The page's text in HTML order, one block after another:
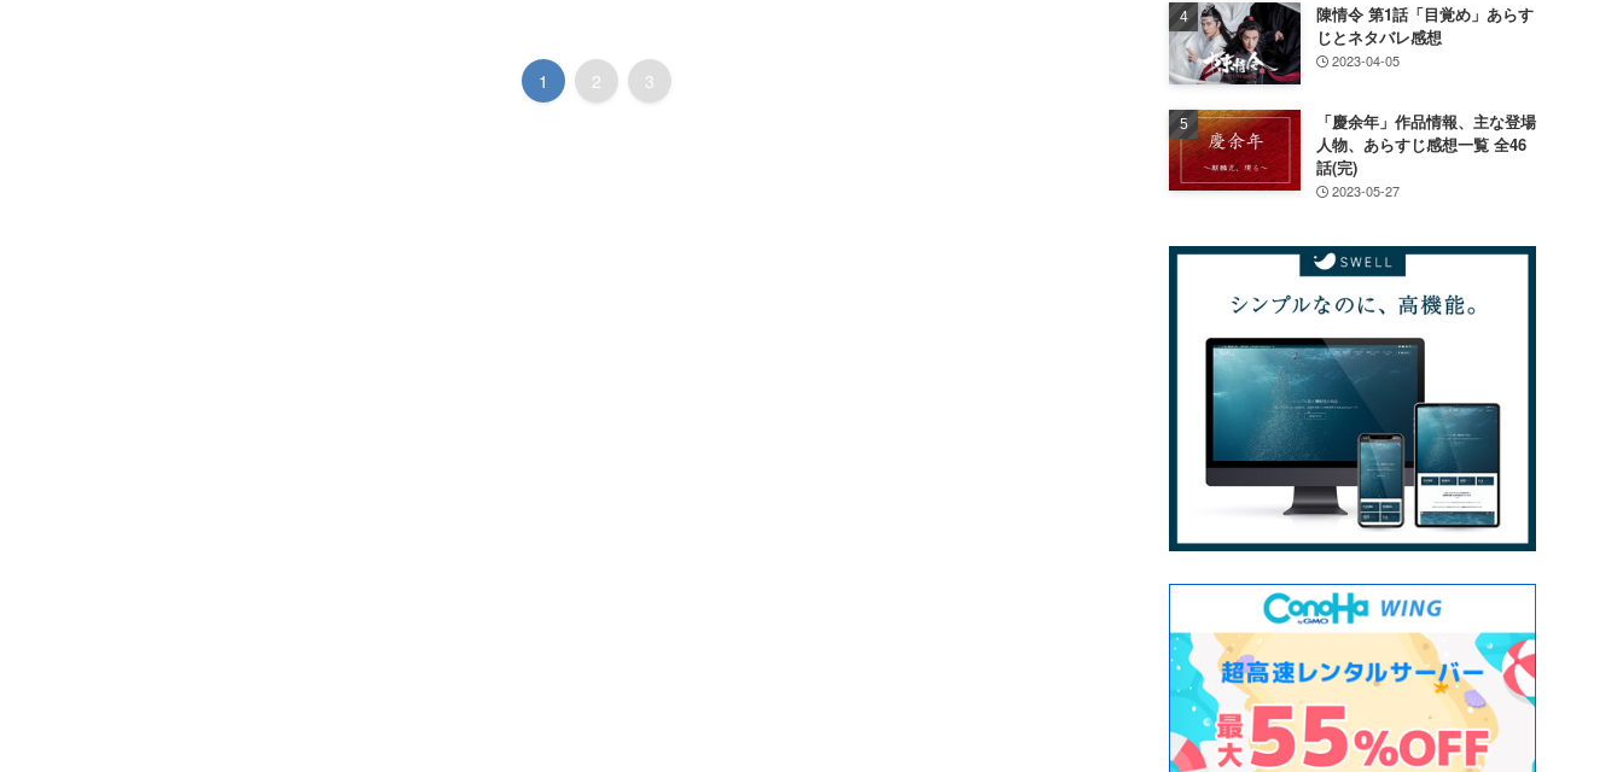
1 2 3
陳情令 第1話「目覚め」あらす
じとネタバレ感想
2023-04-05
「慶余年」作品情報、主な登場
人物、あらすじ感想一覧 全46
話(完)
2023-05-27